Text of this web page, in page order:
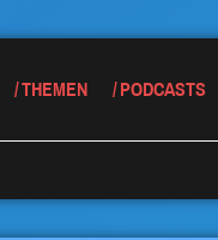
THEMEN PODCASTS